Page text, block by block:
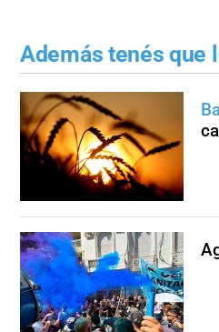
Además tenés que